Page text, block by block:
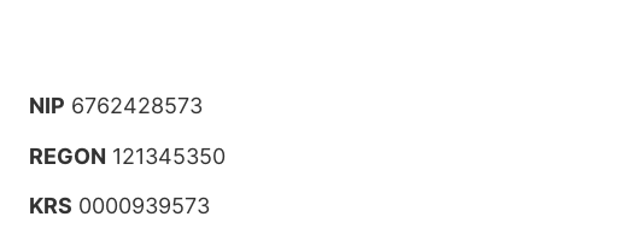
NIP 6762428573
REGON 121345350
KRS 0000939573